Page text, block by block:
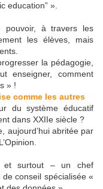
education” ».
pouvoir, à travers les
les élèves, mais
la pédagogie,
enseigner, comment
» !
comme les autres
du système éducatif
dans XXIIe siècle ?
aujourd’hui abritée par
et surtout – un chef
de conseil spécialisée «